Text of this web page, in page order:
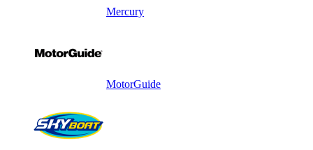
Mercury
MotorGuide